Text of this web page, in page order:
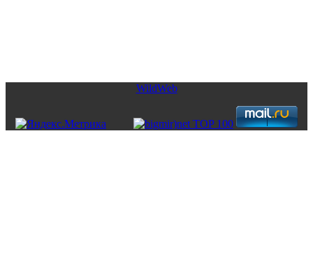
WildWeb